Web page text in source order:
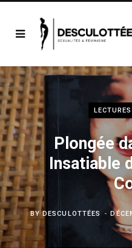
Plongée
Insatiable
BYDESCULOTTÉES